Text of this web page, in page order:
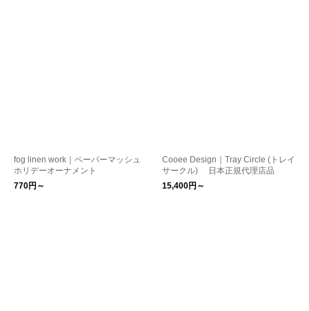
fog linen work｜ペーパーマッシュ
ホリデーオーナメント
770円～
Cooee Design｜Tray Circle (トレイ
サークル) 日本正規代理店品
15,400円～